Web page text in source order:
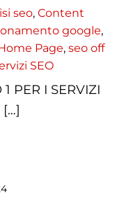
seo, Content
google,
Page, seo off
SEO
PER I SERVIZI
[…]